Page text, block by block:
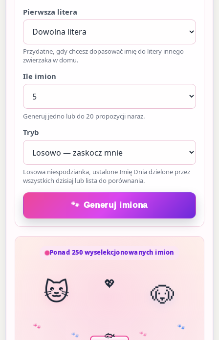
Pierwsza litera
Przydatne, gdy chcesz dopasować imię do litery innego
zwierzaka w domu.
Ile imion
Generuj jedno lub do 20 propozycji naraz.
Tryb
Losowa niespodzianka, ustalone Imię Dnia dzielone przez
wszystkich dzisiaj lub lista do porównania.
🐾 Generuj imiona
Ponad 250 wyselekcjonowanych imion
🐱 💖 🐶
🐾
🐾 🐾 🐾